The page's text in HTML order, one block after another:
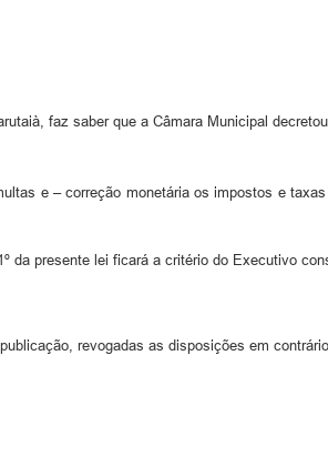
faz saber que a Câmara Municipal
e – correção monetária os impostos e
da presente lei ficará a critério do Executivo
revogadas as disposições em